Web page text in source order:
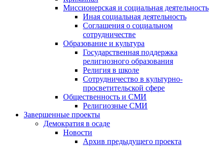
Миссионерская и социальная деятельность
Иная социальная деятельность
Соглашения о социальном
сотрудничестве
Образование и культура
Государственная поддержка
религиозного образования
Религия в школе
Сотрудничество в культурно-
просветительской сфере
Общественность и СМИ
Религиозные СМИ
Завершенные проекты
Демократия в осаде
Новости
Архив предыдущего проекта